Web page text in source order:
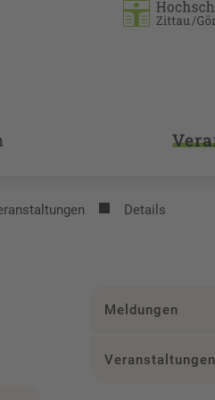
Details
Meldungen
Veranstaltungen